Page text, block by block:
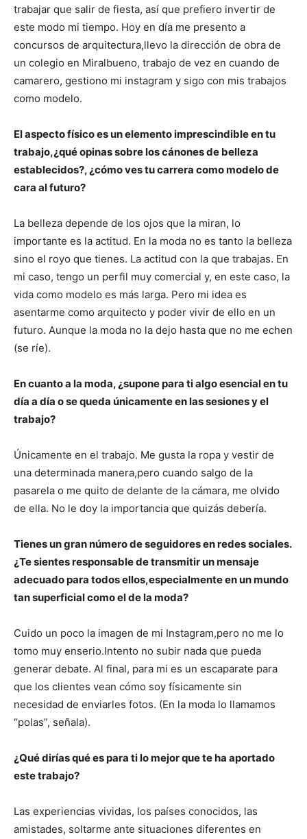
trabajar que salir de fiesta, así que prefiero invertir de
este modo mi tiempo. Hoy en día me presento a
concursos de arquitectura,llevo la dirección de obra de
un colegio en Miralbueno, trabajo de vez en cuando de
camarero, gestiono mi instagram y sigo con mis trabajos
como modelo.
El aspecto físico es un elemento imprescindible en tu
trabajo,¿qué opinas sobre los cánones de belleza
establecidos?, ¿cómo ves tu carrera como modelo de
cara al futuro?
La belleza depende de los ojos que la miran, lo
importante es la actitud. En la moda no es tanto la belleza
sino el royo que tienes. La actitud con la que trabajas. En
mi caso, tengo un perfil muy comercial y, en este caso, la
vida como modelo es más larga. Pero mi idea es
asentarme como arquitecto y poder vivir de ello en un
futuro. Aunque la moda no la dejo hasta que no me echen
(se ríe).
En cuanto a la moda, ¿supone para ti algo esencial en tu
día a día o se queda únicamente en las sesiones y el
trabajo?
Únicamente en el trabajo. Me gusta la ropa y vestir de
una determinada manera,pero cuando salgo de la
pasarela o me quito de delante de la cámara, me olvido
de ella. No le doy la importancia que quizás debería.
Tienes un gran número de seguidores en redes sociales.
¿Te sientes responsable de transmitir un mensaje
adecuado para todos ellos,especialmente en un mundo
tan superficial como el de la moda?
Cuido un poco la imagen de mi Instagram,pero no me lo
tomo muy enserio.Intento no subir nada que pueda
generar debate. Al final, para mi es un escaparate para
que los clientes vean cómo soy físicamente sin
necesidad de enviarles fotos. (En la moda lo llamamos
“polas”, señala).
¿Qué dirías qué es para ti lo mejor que te ha aportado
este trabajo?
Las experiencias vividas, los países conocidos, las
amistades, soltarme ante situaciones diferentes en